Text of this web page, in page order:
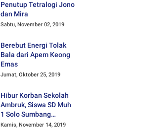
Penutup Tetralogi Jono
dan Mira
Sabtu, November 02, 2019
Berebut Energi Tolak
Bala dari Apem Keong
Emas
Jumat, Oktober 25, 2019
Hibur Korban Sekolah
Ambruk, Siswa SD Muh
1 Solo Sumbang
Mainan Othok-othok
Kamis, November 14, 2019